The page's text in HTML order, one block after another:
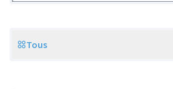
Scope
Tous